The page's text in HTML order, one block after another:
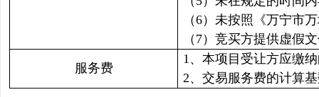
（6）未按照《万宁市
（7）竞买方提供虚假
服务费
1、本项目受让方应缴
2、交易服务费的计算